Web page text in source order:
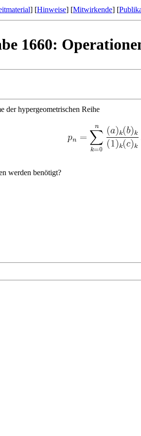
] [Hinweise] [Mitwirkende] [
1660:
der hypergeometrischen Reihe
werden benötigt?